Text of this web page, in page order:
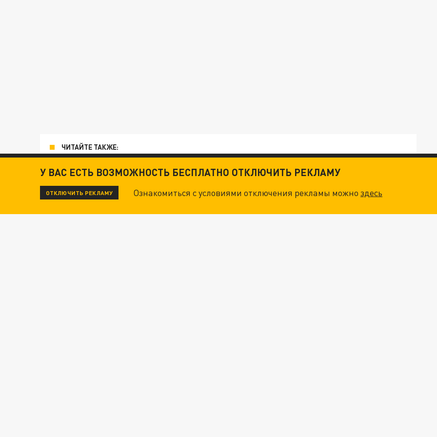
ЧИТАЙТЕ ТАКЖЕ:
ТЕХНОФАШИСТЫ XXI ВЕКА
"КРОТАМИ" БЫЛИ ВСЕ? ТЕРАКТ В ЦЕНТРЕ МОСКВЫ: НА ГЕНЕРАЛОВ ОХОТЯТСЯ "ЖИВЫЕ ДРОНЫ"
У ВАС ЕСТЬ ВОЗМОЖНОСТЬ БЕСПЛАТНО ОТКЛЮЧИТЬ РЕКЛАМУ
ОТКЛЮЧИТЬ РЕКЛАМУ Ознакомиться с условиями отключения рекламы можноздесь